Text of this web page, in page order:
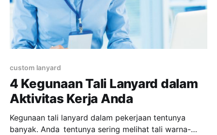
custom lanyard
4 Kegunaan Tali Lanyard dalam
Aktivitas Kerja Anda
Kegunaan tali lanyard dalam pekerjaan tentunya
banyak. Anda tentunya sering melihat tali warna-